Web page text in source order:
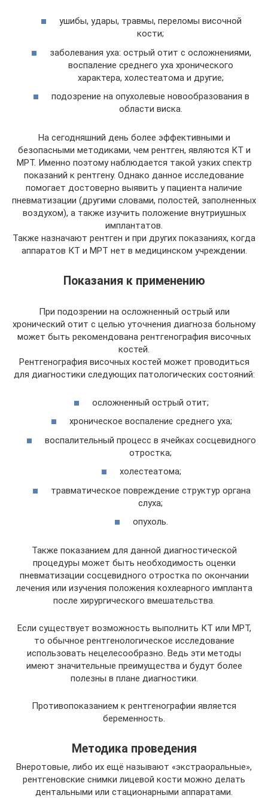
ушибы, удары, травмы, переломы височной
кости;
заболевания уха: острый отит с осложнениями,
воспаление среднего уха хронического
характера, холестеатома и другие;
подозрение на опухолевые новообразования в
области виска.
На сегодняшний день более эффективными и
безопасными методиками, чем рентген, являются КТ и
МРТ. Именно поэтому наблюдается такой узких спектр
показаний к рентгену. Однако данное исследование
помогает достоверно выявить у пациента наличие
пневматизации (другими словами, полостей, заполненных
воздухом), а также изучить положение внутриушных
имплантатов.
Также назначают рентген и при других показаниях, когда
аппаратов КТ и МРТ нет в медицинском учреждении.
Показания к применению
При подозрении на осложненный острый или
хронический отит с целью уточнения диагноза больному
может быть рекомендована рентгенография височных
костей.
Рентгенография височных костей может проводиться
для диагностики следующих патологических состояний:
осложненный острый отит;
хроническое воспаление среднего уха;
воспалительный процесс в ячейках сосцевидного
отростка;
холестеатома;
травматическое повреждение структур органа
слуха;
опухоль.
Также показанием для данной диагностической
процедуры может быть необходимость оценки
пневматизации сосцевидного отростка по окончании
лечения или изучения положения кохлеарного импланта
после хирургического вмешательства.
Если существует возможность выполнить КТ или МРТ,
то обычное рентгенологическое исследование
использовать нецелесообразно. Ведь эти методы
имеют значительные преимущества и будут более
полезны в плане диагностики.
Противопоказанием к рентгенографии является
беременность.
Методика проведения
Внеротовые, либо их ещё называют «экстраоральные»,
рентгеновские снимки лицевой кости можно делать
дентальными или стационарными аппаратами.